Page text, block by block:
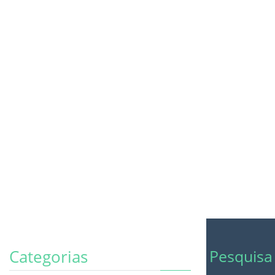
Categorias Pesquisa